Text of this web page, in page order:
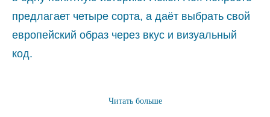
предлагает четыре сорта, а даёт выбрать свой
европейский образ через вкус и визуальный
код.
Читать больше